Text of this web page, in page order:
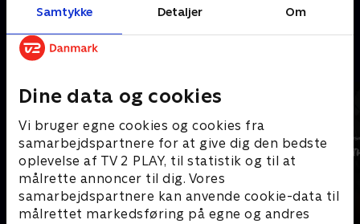
Samtykke Detaljer Om
Dine data og cookies
Vi bruger egne cookies og cookies fra
samarbejdspartnere for at give dig den bedste
oplevelse af TV 2 PLAY, til statistik og til at
målrette annoncer til dig. Vores
samarbejdspartnere kan anvende cookie-data til
målrettet markedsføring på egne og andres
Kræver tilkøb
Mere indhold fra Disney+